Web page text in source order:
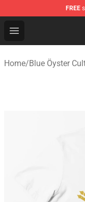
FREE
Open menu
Blue Öyster
Home/Blue Öyster